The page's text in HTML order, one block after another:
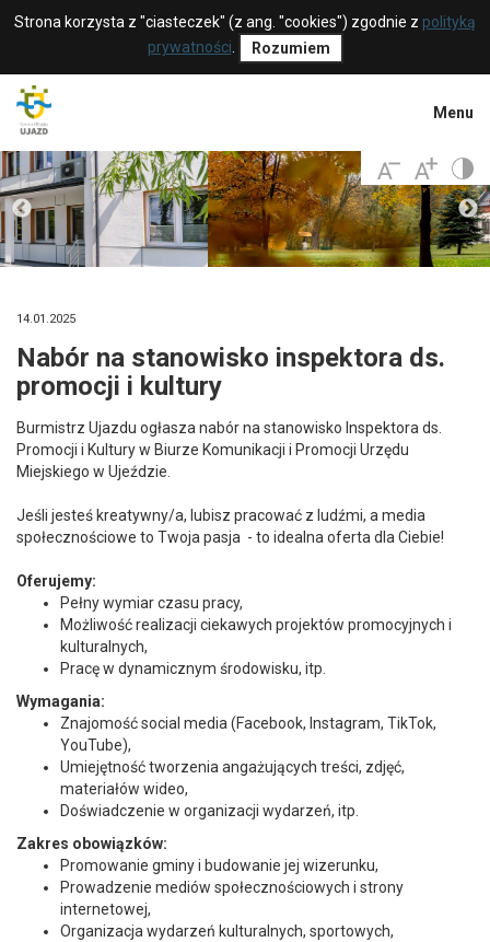
Strona korzysta z "ciasteczek" (z ang. "cookies") zgodnie z polityką
prywatności
Rozumiem
Menu
14.01.2025
Nabór na stanowisko inspektora ds.
promocji i kultury
Burmistrz Ujazdu ogłasza nabór na stanowisko Inspektora ds.
Promocji i Kultury w Biurze Komunikacji i Promocji Urzędu
Miejskiego w Ujeździe.
Jeśli jesteś kreatywny/a, lubisz pracować z ludźmi, a media
społecznościowe to Twoja pasja - to idealna oferta dla Ciebie!
Oferujemy:
Pełny wymiar czasu pracy,
Możliwość realizacji ciekawych projektów promocyjnych i
kulturalnych,
Pracę w dynamicznym środowisku, itp.
Wymagania:
Znajomość social media (Facebook, Instagram, TikTok,
YouTube),
Umiejętność tworzenia angażujących treści, zdjęć,
materiałów wideo,
Doświadczenie w organizacji wydarzeń, itp.
Zakres obowiązków:
Promowanie gminy i budowanie jej wizerunku,
Prowadzenie mediów społecznościowych i strony
internetowej,
Organizacja wydarzeń kulturalnych, sportowych,